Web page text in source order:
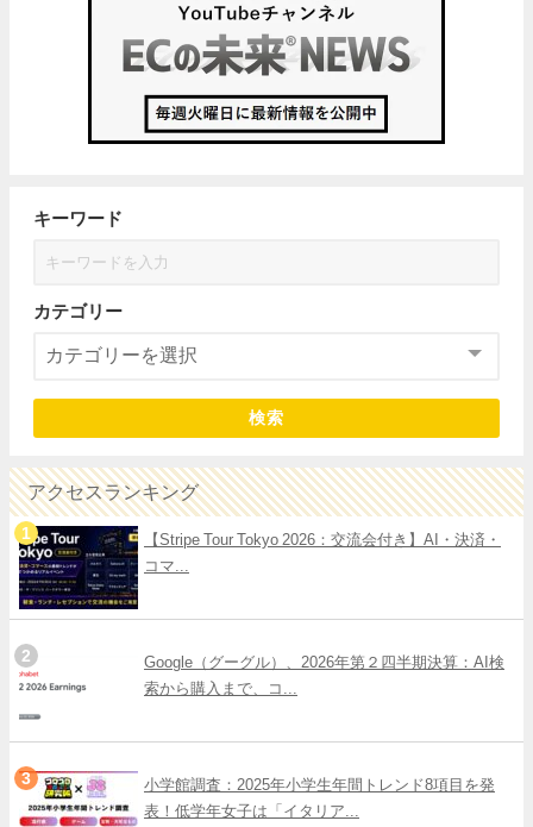
キーワード
カテゴリー
検索
アクセスランキング
【Stripe Tour Tokyo 2026：交流会付き】AI・決済・
コマ...
Google（グーグル）、2026年第２四半期決算：AI検
索から購入まで、コ...
小学館調査：2025年小学生年間トレンド8項目を発
表！低学年女子は「イタリア...